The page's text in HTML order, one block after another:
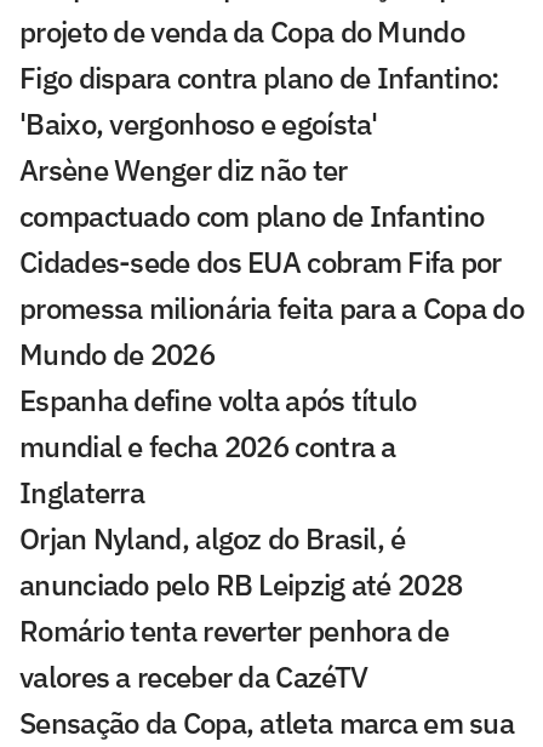
projeto de venda da Copa do Mundo
Figo dispara contra plano de Infantino:
'Baixo, vergonhoso e egoísta'
Arsène Wenger diz não ter
compactuado com plano de Infantino
Cidades-sede dos EUA cobram Fifa por
promessa milionária feita para a Copa do
Mundo de 2026
Espanha define volta após título
mundial e fecha 2026 contra a
Inglaterra
Orjan Nyland, algoz do Brasil, é
anunciado pelo RB Leipzig até 2028
Romário tenta reverter penhora de
valores a receber da CazéTV
Sensação da Copa, atleta marca em sua